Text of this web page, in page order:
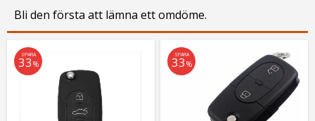
Bli den första att lämna ett omdöme.
SPARA
33 %
SPARA
33 %